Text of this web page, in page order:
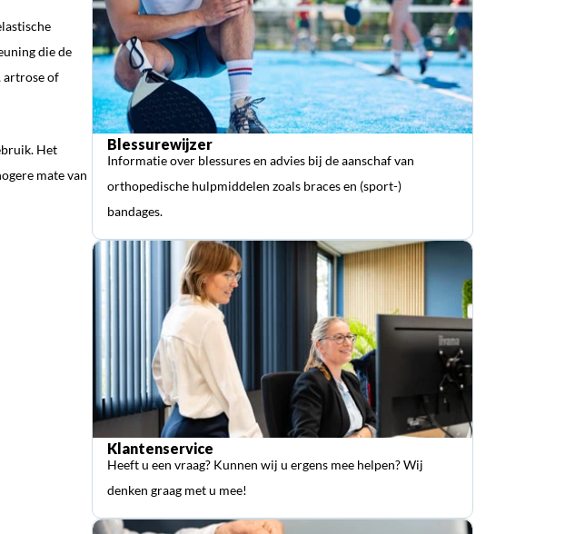
die de
artrose of
Het
mate van
Blessurewijzer
Informatie over blessures en advies bij de aanschaf van
orthopedische hulpmiddelen zoals braces en (sport-)
bandages.
Klantenservice
Heeft u een vraag? Kunnen wij u ergens mee helpen? Wij
denken graag met u mee!